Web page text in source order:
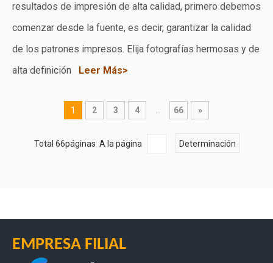
resultados de impresión de alta calidad, primero debemos
comenzar desde la fuente, es decir, garantizar la calidad
de los patrones impresos. Elija fotografías hermosas y de
alta definición Leer Más>
1 2 3 4 66 »
Total 66páginas A la página Determinación
EMPRESA FILIAL